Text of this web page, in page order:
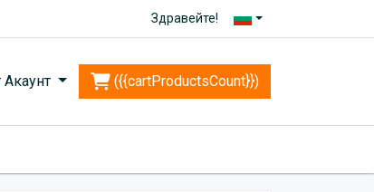
Здравейте!
({{cartProductsCount}})